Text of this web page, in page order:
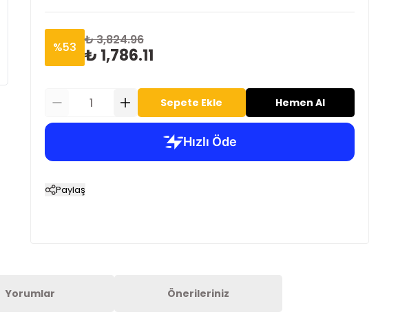
%53 ₺ 3,824.96
₺ 1,786.11
Sepete Ekle Hemen Al
Paylaş
Yorumlar Önerileriniz